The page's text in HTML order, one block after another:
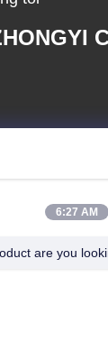
6:27 AM
are you